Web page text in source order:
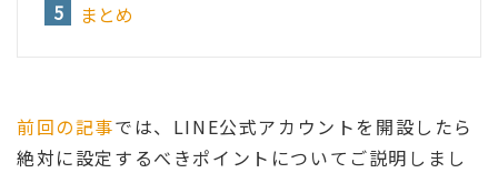
まとめ
前回の記事では、LINE公式アカウントを開設したら
絶対に設定するべきポイントについてご説明しまし